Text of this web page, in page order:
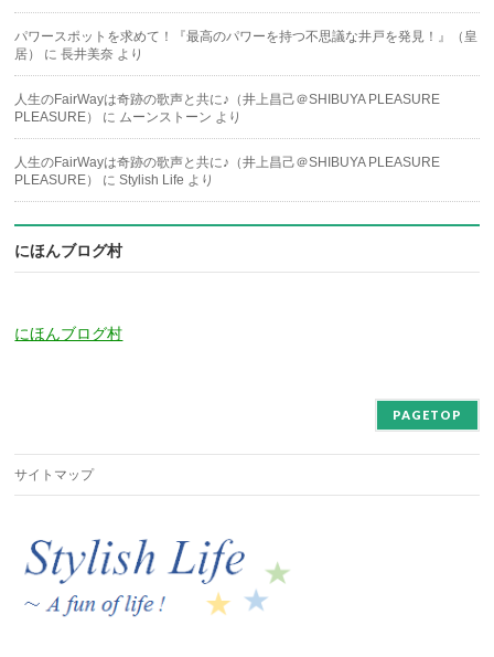
パワースポットを求めて！『最高のパワーを持つ不思議な井戸を発見！』（皇
居）
に長井美奈 より
人生のFairWayは奇跡の歌声と共に♪（井上昌己＠SHIBUYA PLEASURE
PLEASURE）
に ムーンストーン より
人生のFairWayは奇跡の歌声と共に♪（井上昌己＠SHIBUYA PLEASURE
PLEASURE）
にStylish Life より
にほんブログ村
にほんブログ村
PAGETOP
サイトマップ